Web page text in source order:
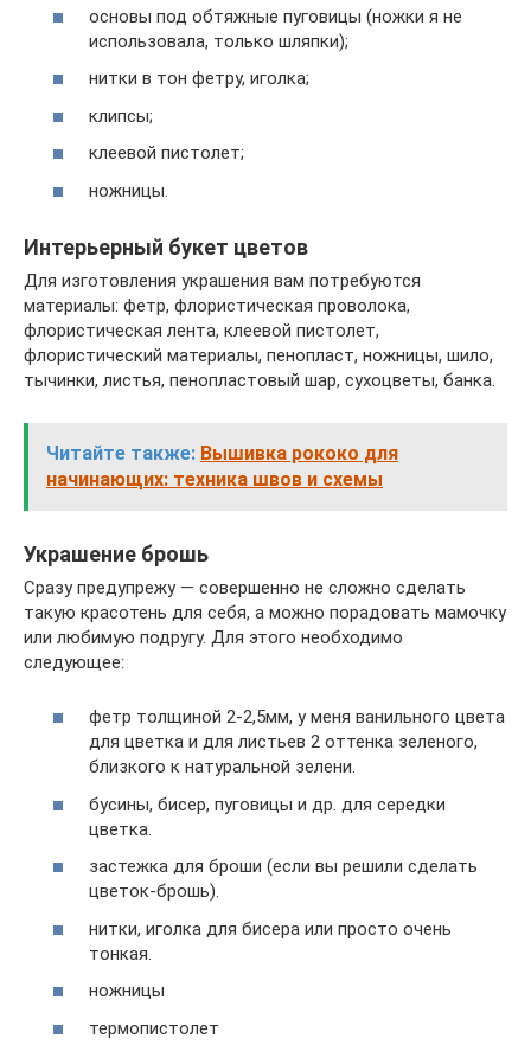
основы под обтяжные пуговицы (ножки я не
использовала, только шляпки);
нитки в тон фетру, иголка;
клипсы;
клеевой пистолет;
ножницы.
Интерьерный букет цветов
Для изготовления украшения вам потребуются
материалы: фетр, флористическая проволока,
флористическая лента, клеевой пистолет,
флористический материалы, пенопласт, ножницы, шило,
тычинки, листья, пенопластовый шар, сухоцветы, банка.
Читайте также: Вышивка рококо для
начинающих: техника швов и схемы
Украшение брошь
Сразу предупрежу — совершенно не сложно сделать
такую красотень для себя, а можно порадовать мамочку
или любимую подругу. Для этого необходимо
следующее:
фетр толщиной 2-2,5мм, у меня ванильного цвета
для цветка и для листьев 2 оттенка зеленого,
близкого к натуральной зелени.
бусины, бисер, пуговицы и др. для середки
цветка.
застежка для броши (если вы решили сделать
цветок-брошь).
нитки, иголка для бисера или просто очень
тонкая.
ножницы
термопистолет